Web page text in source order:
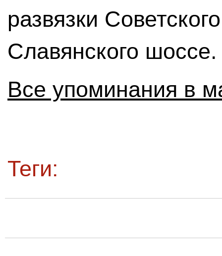
развязки
Славянского шоссе.
Все упоминания в
Теги: